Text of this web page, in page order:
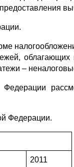
–
Федерации.
2011